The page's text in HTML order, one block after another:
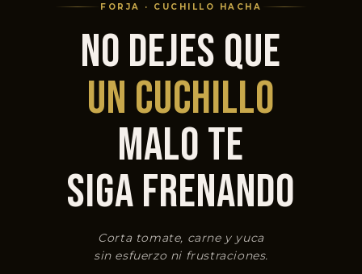
FORJA · CUCHILLO HACHA
NO DEJES QUE
UN CUCHILLO
MALO TE
SIGA FRENANDO
Corta tomate, carne y yuca
sin esfuerzo ni frustraciones.